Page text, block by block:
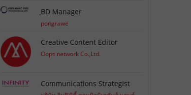
ฺBD Manager
pongrawe
Creative Content Editor
Oops network Co.,Ltd.
Communications Strategist